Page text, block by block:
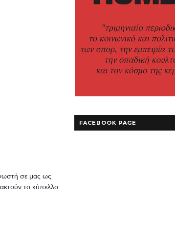
σε μας ως
FACEBOOK PAGE